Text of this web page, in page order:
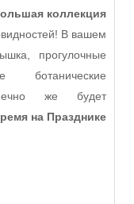
коллекция
В вашем
прогулочные
же будет
на Празднике